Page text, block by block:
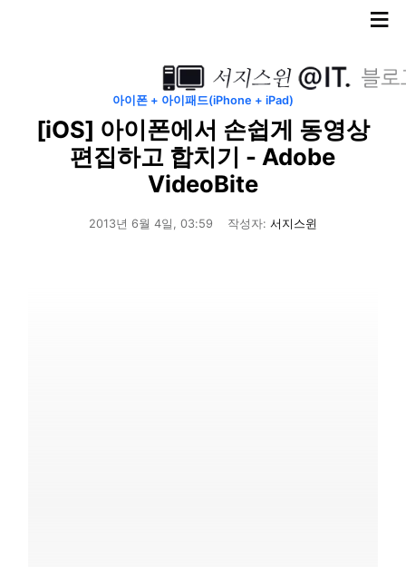
≡
아이폰 + 아이패드(iPhone + iPad)
[iOS] 아이폰에서 손쉽게 동영상
편집하고 합치기 - Adobe
VideoBite
2013년 6월 4일, 03:59 작성자: 서지스윈